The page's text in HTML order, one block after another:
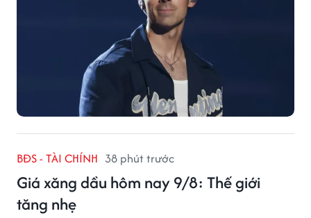
BĐS - TÀI CHÍNH 38 phút trước
Giá xăng dầu hôm nay 9/8: Thế giới
tăng nhẹ